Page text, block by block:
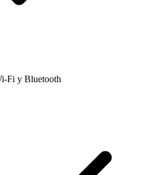
Fi y Bluetooth